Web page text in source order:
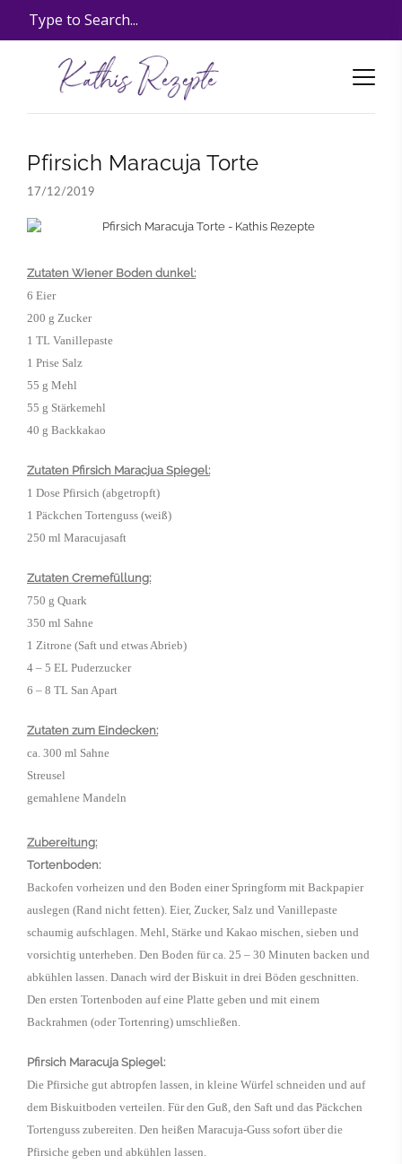
Pfirsich Maracuja Torte
17/12/2019
Zutaten Wiener Boden dunkel:
6 Eier
200 g Zucker
1 TL Vanillepaste
1 Prise Salz
55 g Mehl
55 g Stärkemehl
40 g Backkakao
Zutaten Pfirsich Maracjua Spiegel:
1 Dose Pfirsich (abgetropft)
1 Päckchen Tortenguss (weiß)
250 ml Maracujasaft
Zutaten Cremefüllung:
750 g Quark
350 ml Sahne
1 Zitrone (Saft und etwas Abrieb)
4 – 5 EL Puderzucker
6 – 8 TL San Apart
Zutaten zum Eindecken:
ca. 300 ml Sahne
Streusel
gemahlene Mandeln
Zubereitung:
Tortenboden:
Backofen vorheizen und den Boden einer Springform mit Backpapier
auslegen (Rand nicht fetten). Eier, Zucker, Salz und Vanillepaste
schaumig aufschlagen. Mehl, Stärke und Kakao mischen, sieben und
vorsichtig unterheben. Den Boden für ca. 25 – 30 Minuten backen und
abkühlen lassen. Danach wird der Biskuit in drei Böden geschnitten.
Den ersten Tortenboden auf eine Platte geben und mit einem
Backrahmen (oder Tortenring) umschließen.
Pfirsich Maracuja Spiegel:
Die Pfirsiche gut abtropfen lassen, in kleine Würfel schneiden und auf
dem Biskuitboden verteilen. Für den Guß, den Saft und das Päckchen
Tortenguss zubereiten. Den heißen Maracuja-Guss sofort über die
Pfirsiche geben und abkühlen lassen.